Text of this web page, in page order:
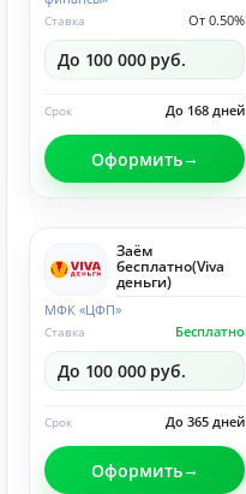
От 0.50%
Ставка
До 100 000 руб.
До 168 дней
Срок
Оформить
Заём
бесплатно(Viva
деньги)
МФК «ЦФП»
Бесплатно
Ставка
До 100 000 руб.
До 365 дней
Срок
Оформить